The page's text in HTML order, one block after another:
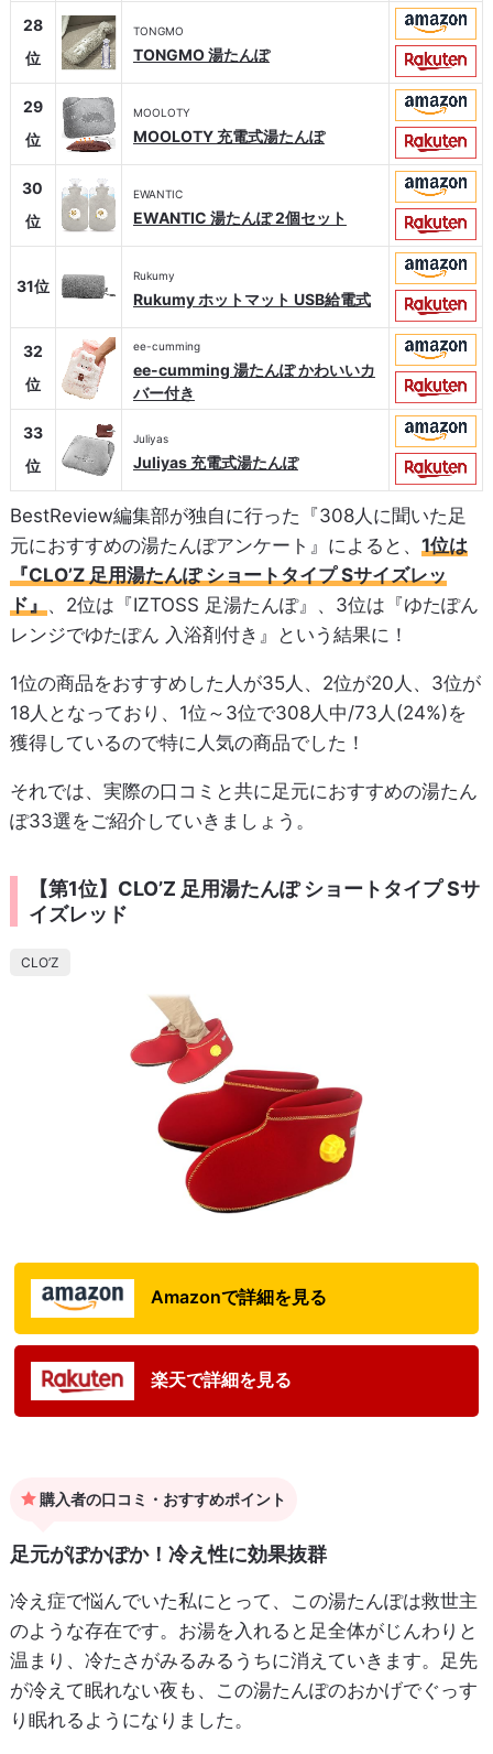
28
位
TONGMO
TONGMO 湯たんぽ
29
位
MOOLOTY
MOOLOTY 充電式湯たんぽ
30
位
EWANTIC
EWANTIC 湯たんぽ 2個セット
31位
Rukumy
Rukumy ホットマット USB給電式
32
位
ee-cumming
ee-cumming 湯たんぽ かわいいカ
バー付き
33
位
Juliyas
Juliyas 充電式湯たんぽ
BestReview編集部が独自に行った『308人に聞いた足
元におすすめの湯たんぽアンケート』によると、 1位は
『CLO’Z 足用湯たんぽ ショートタイプ Sサイズレッ
ド』 、2位は『IZTOSS 足湯たんぽ』、3位は『ゆたぽん
レンジでゆたぽん 入浴剤付き』という結果に！
1位の商品をおすすめした人が35人、2位が20人、3位が
18人となっており、1位～3位で308人中/73人(24%)を
獲得しているので特に人気の商品でした！
それでは、実際の口コミと共に足元におすすめの湯たん
ぽ33選をご紹介していきましょう。
【第1位】CLO’Z 足用湯たんぽ ショートタイプ Sサ
イズレッド
CLO’Z
Amazonで詳細を見る
楽天で詳細を見る
購入者の口コミ・おすすめポイント
足元がぽかぽか！冷え性に効果抜群
冷え症で悩んでいた私にとって、この湯たんぽは救世主
のような存在です。お湯を入れると足全体がじんわりと
温まり、冷たさがみるみるうちに消えていきます。足先
が冷えて眠れない夜も、この湯たんぽのおかげでぐっす
り眠れるようになりました。